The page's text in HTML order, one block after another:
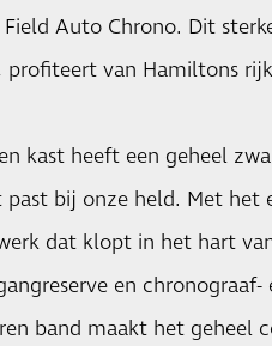
Auto Chrono. Dit
profiteert van Hamiltons
kast heeft een geheel
bij onze held. Met het
dat klopt in het hart
en
band maakt het geheel